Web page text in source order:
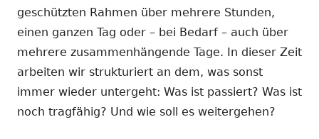
geschützten Rahmen über mehrere Stunden,
einen ganzen Tag oder – bei Bedarf – auch über
mehrere zusammenhängende Tage. In dieser Zeit
arbeiten wir strukturiert an dem, was sonst
immer wieder untergeht: Was ist passiert? Was ist
noch tragfähig? Und wie soll es weitergehen?